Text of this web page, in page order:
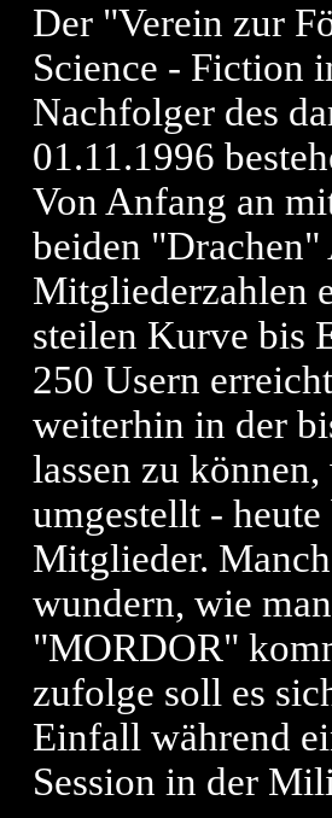
Der "Verein zur
Science - Fiction
Nachfolger des
01.11.1996
Von Anfang an
beiden
Mitgliederzahlen
steilen Kurve bis
250 Usern
weiterhin in der
lassen zu
umgestellt -
Mitglieder.
wundern, wie
"MORDOR"
zufolge soll es
Einfall während
Session in der